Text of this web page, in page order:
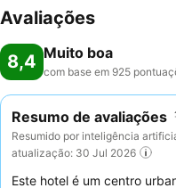
Avaliações
8,4 Muito boa
com base em 925
Resumo de avaliações
Resumido por inteligência
atualização: 30 Jul 2026
Este hotel é um centro